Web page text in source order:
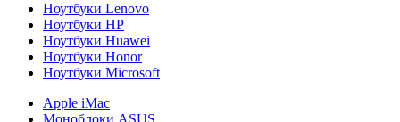
Ноутбуки Lenovo
Ноутбуки HP
Ноутбуки Huawei
Ноутбуки Honor
Ноутбуки Microsoft
Apple iMac
Моноблоки ASUS